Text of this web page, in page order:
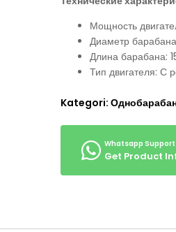
Мощность
Диаметр
Длина барабана:
Тип двигателя: С
Kategori:
Get Product